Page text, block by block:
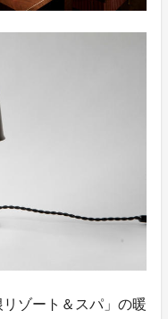
リゾート＆スパ」の暖